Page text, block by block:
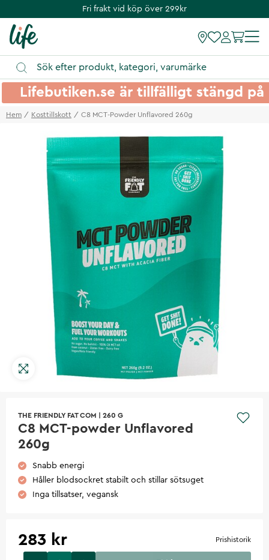
Fri frakt vid köp över 299kr
Lifebutiken.se är tillfälligt stängd
Hem Kosttillskott C8 MCT-Powder Unflavored 260g
THE FRIENDLY FAT COM 260 G
C8 MCT-powder Unflavored
260g
Snabb energi
Håller blodsockret stabilt och stillar sötsuget
Inga tillsatser, vegansk
283 kr Prishistorik